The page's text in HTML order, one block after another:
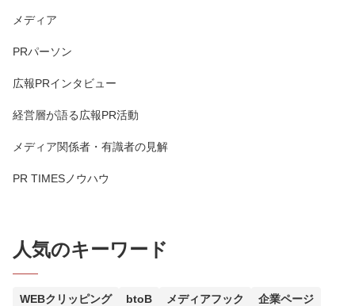
メディア
PRパーソン
広報PRインタビュー
経営層が語る広報PR活動
メディア関係者・有識者の見解
PR TIMESノウハウ
人気のキーワード
WEBクリッピング btoB メディアフック
企業ページ